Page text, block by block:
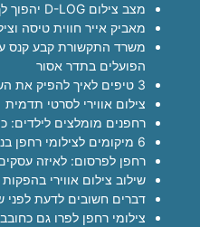
מצב צילום D-LOG יהפוך לך את הצילומים למרשימים יותר
מאביק אייר חווית טיסה
הפועלים בתדר אסור
3 טיפים לאיך להפיק את השוט צילום אווירי המדהים ביותר
צילום אווירי לסרטי תדמית
רחפנים מומלצים לילדים:
6 מיקומים לצילומי רחפן בנתניה
רחפן לפרסום: לאיזה
שילוב צילום אווירי
דברים חשובים לדעת לפני
צילומי רחפן לפרו גם